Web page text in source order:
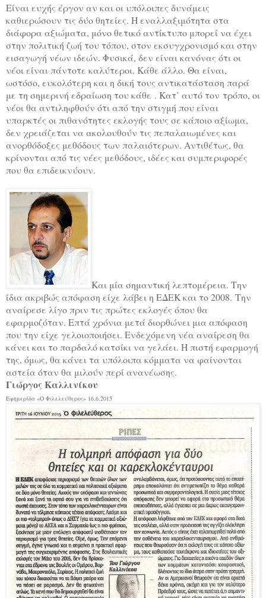
Είναι ευχής έργον αν και οι υπόλοιπες δυνάμεις
καθιερώσουν τις δύο θητείες. Η εναλλαξιμότητα στα
διάφορα αξιώματα, μόνο θετικό αντίκτυπο μπορεί να έχει
στην πολιτική ζωή του τόπου, στον εκσυγχρονισμό και στην
εισαγωγή νέων ιδεών. Φυσικά, δεν είναι κανόνας ότι οι
νέοι είναι πάντοτε καλύτεροι. Κάθε άλλο. Θα είναι,
ωστόσο, ευκολότερη και η δική τους αντικατάσταση παρά
με τη σημερινή εδραίωση του κάθε . Κατ’ αυτό τον τρόπο, οι
νέοι θα αντιληφθούν ότι από την στιγμή που είναι
υπαρκτές οι πιθανότητες εκλογής τους σε κάποιο αξίωμα,
δεν χρειάζεται να ακολουθούν τις πεπαλαιωμένες και
ανορθόδοξες μεθόδους των παλαιότερων. Αντιθέτως, θα
κρίνονται από τις νέες μεθόδους, ιδέες και συμπεριφορές
που θα επιδεικνύουν.
Και μία σημαντική λεπτομέρεια. Την
ίδια ακριβώς απόφαση είχε λάβει η ΕΔΕΚ και το 2008. Την
αναίρεσε λίγο πριν τις πρώτες εκλογές όπου θα
εφαρμοζόταν. Επτά χρόνια μετά διορθώνει μια απόφαση
που την είχε γελοιοποιήσει. Ενδεχόμενη νέα αναίρεση θα
κάνει και το παρδαλό κατσίκι να γελάει. Η πιστή εφαρμογή
της, όμως, θα κάνει τα υπόλοιπα κόμματα να φαίνονται
αστεία όταν θα μιλούν περί ανανέωσης.
Γιώργος Καλλινίκου
Εφημερίδα «Ο Φιλελεύθερος» 16.6.2015